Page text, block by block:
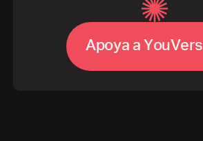
ApoyaaYouVers